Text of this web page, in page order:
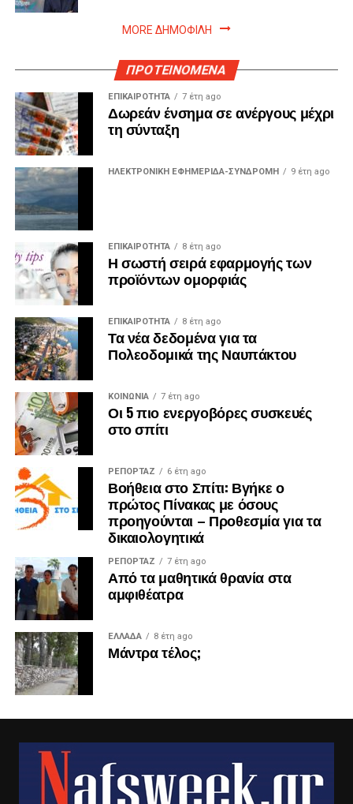
MORE ΔΗΜΟΦΙΛΗ
ΠΡΟΤΕΙΝΟΜΕΝΑ
ΕΠΙΚΑΙΡΟΤΗΤΑ 7 έτη ago
Δωρεάν ένσημα σε ανέργους μέχρι
τη σύνταξη
ΗΛΕΚΤΡΟΝΙΚΗ ΕΦΗΜΕΡΙΔΑ-ΣΥΝΔΡΟΜΗ 9 έτη ago
ΕΠΙΚΑΙΡΟΤΗΤΑ 8 έτη ago
Η σωστή σειρά εφαρμογής των
προϊόντων ομορφιάς
ΕΠΙΚΑΙΡΟΤΗΤΑ 8 έτη ago
Τα νέα δεδομένα για τα
Πολεοδομικά της Ναυπάκτου
ΚΟΙΝΩΝΙΑ 7 έτη ago
Οι 5 πιο ενεργοβόρες συσκευές
στο σπίτι
ΡΕΠΟΡΤΑΖ 6 έτη ago
Βοήθεια στο Σπίτι: Βγήκε ο
πρώτος Πίνακας με όσους
προηγούνται – Προθεσμία για τα
δικαιολογητικά
ΡΕΠΟΡΤΑΖ 7 έτη ago
Από τα μαθητικά θρανία στα
αμφιθέατρα
ΕΛΛΑΔΑ 8 έτη ago
Μάντρα τέλος;